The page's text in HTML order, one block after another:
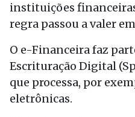
instituições
regra passou a valer
O e-Financeira faz
Escrituração Digital
que processa, por
eletrônicas.